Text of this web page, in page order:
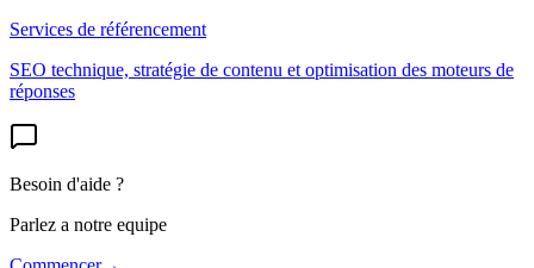
Services de référencement
SEO technique, stratégie de contenu et optimisation des moteurs de
réponses
Besoin d'aide ?
Parlez a notre equipe